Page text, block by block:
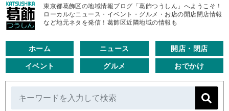
東京都葛飾区の地域情報ブログ「葛飾つうしん」へようこそ！
ローカルなニュース・イベント・グルメ・お店の開店閉店情報
など地元ネタを発信！葛飾区近隣地域の情報も
ホーム ニュース 開店・閉店
イベント グルメ おでかけ